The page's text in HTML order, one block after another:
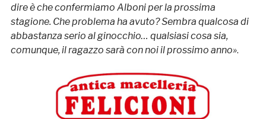
dire è che confermiamo Alboni per la prossima
stagione. Che problema ha avuto? Sembra qualcosa di
abbastanza serio al ginocchio… qualsiasi cosa sia,
comunque, il ragazzo sarà con noi il prossimo anno».